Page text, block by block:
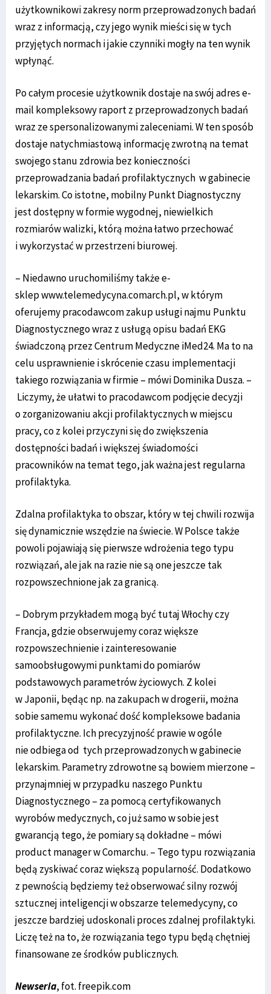
użytkownikowi zakresy norm przeprowadzonych badań
wraz z informacją, czy jego wynik mieści się w tych
przyjętych normach i jakie czynniki mogły na ten wynik
wpłynąć.
Po całym procesie użytkownik dostaje na swój adres e-
mail kompleksowy raport z przeprowadzonych badań
wraz ze spersonalizowanymi zaleceniami. W ten sposób
dostaje natychmiastową informację zwrotną na temat
swojego stanu zdrowia bez konieczności
przeprowadzania badań profilaktycznych w gabinecie
lekarskim. Co istotne, mobilny Punkt Diagnostyczny
jest dostępny w formie wygodnej, niewielkich
rozmiarów walizki, którą można łatwo przechować
i wykorzystać w przestrzeni biurowej.
– Niedawno uruchomiliśmy także e-
sklep www.telemedycyna.comarch.pl, w którym
oferujemy pracodawcom zakup usługi najmu Punktu
Diagnostycznego wraz z usługą opisu badań EKG
świadczoną przez Centrum Medyczne iMed24. Ma to na
celu usprawnienie i skrócenie czasu implementacji
takiego rozwiązania w firmie – mówi Dominika Dusza. –
Liczymy, że ułatwi to pracodawcom podjęcie decyzji
o zorganizowaniu akcji profilaktycznych w miejscu
pracy, co z kolei przyczyni się do zwiększenia
dostępności badań i większej świadomości
pracowników na temat tego, jak ważna jest regularna
profilaktyka.
Zdalna profilaktyka to obszar, który w tej chwili rozwija
się dynamicznie wszędzie na świecie. W Polsce także
powoli pojawiają się pierwsze wdrożenia tego typu
rozwiązań, ale jak na razie nie są one jeszcze tak
rozpowszechnione jak za granicą.
– Dobrym przykładem mogą być tutaj Włochy czy
Francja, gdzie obserwujemy coraz większe
rozpowszechnienie i zainteresowanie
samoobsługowymi punktami do pomiarów
podstawowych parametrów życiowych. Z kolei
w Japonii, będąc np. na zakupach w drogerii, można
sobie samemu wykonać dość kompleksowe badania
profilaktyczne. Ich precyzyjność prawie w ogóle
nie odbiega od tych przeprowadzonych w gabinecie
lekarskim. Parametry zdrowotne są bowiem mierzone –
przynajmniej w przypadku naszego Punktu
Diagnostycznego – za pomocą certyfikowanych
wyrobów medycznych, co już samo w sobie jest
gwarancją tego, że pomiary są dokładne – mówi
product manager w Comarchu. – Tego typu rozwiązania
będą zyskiwać coraz większą popularność. Dodatkowo
z pewnością będziemy też obserwować silny rozwój
sztucznej inteligencji w obszarze telemedycyny, co
jeszcze bardziej udoskonali proces zdalnej profilaktyki.
Liczę też na to, że rozwiązania tego typu będą chętniej
finansowane ze środków publicznych.
Newseria, fot. freepik.com